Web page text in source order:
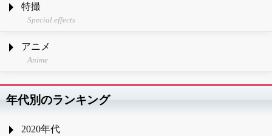
特撮
Special effects
アニメ
Anime
年代別のランキング
2020年代